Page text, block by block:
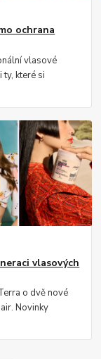
ochrana
vlasové
ty, které si
vlasových
o dvě nové
Novinky